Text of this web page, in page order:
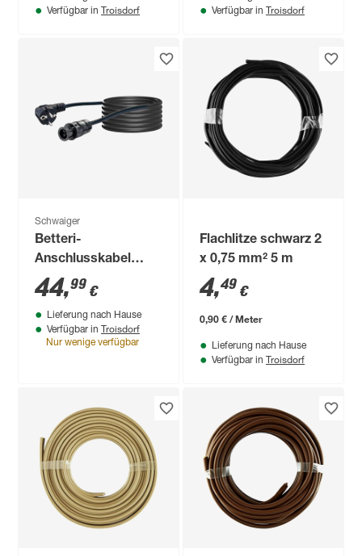
Verfügbar in Troisdorf
Verfügbar in Troisdorf
Schwaiger
Betteri-
Anschlusskabel
schwarz 10 m
44,99 €
Lieferung nach Hause
Verfügbar in Troisdorf
Nur wenige verfügbar
Flachlitze schwarz 2
x 0,75 mm² 5 m
4,49 €
0,90 € / Meter
Lieferung nach Hause
Verfügbar in Troisdorf